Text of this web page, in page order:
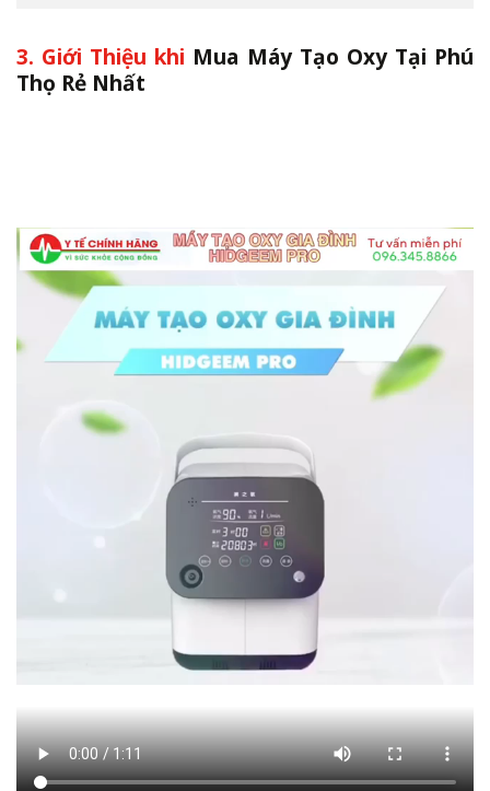
3. Giới Thiệu khi Mua Máy Tạo Oxy Tại Phú
Thọ Rẻ Nhất